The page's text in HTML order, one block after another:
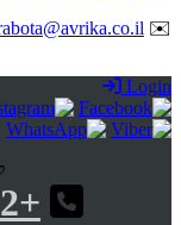
✉️
Login
+972 53 372-24-40